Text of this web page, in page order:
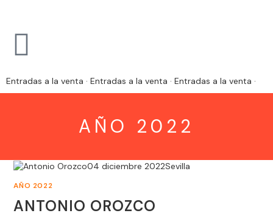
Entradas a la venta · Entradas a la venta · Entradas a la venta ·
AÑO 2022
AÑO 2022
ANTONIO OROZCO